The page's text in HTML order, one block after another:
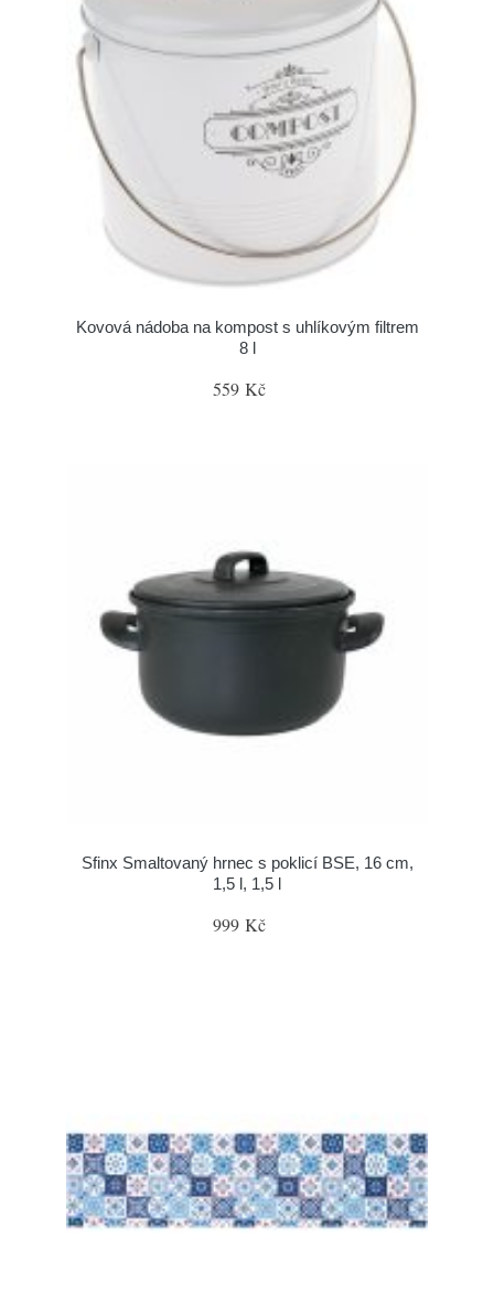
Kovová nádoba na kompost s uhlíkovým filtrem
8 l
559 Kč
Sfinx Smaltovaný hrnec s poklicí BSE, 16 cm,
1,5 l, 1,5 l
999 Kč